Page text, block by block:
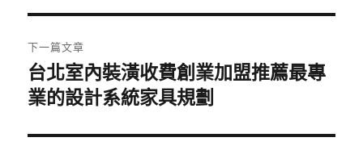
覽
文
章:
下一篇文章
下
一
文
台北室內裝潢收費創業加盟推薦最專
業的設計系統家具規劃